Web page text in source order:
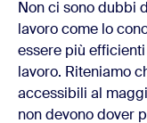
Non ci sono dubbi
lavoro come lo
essere più
lavoro. Riteniamo
accessibili al
non devono dover